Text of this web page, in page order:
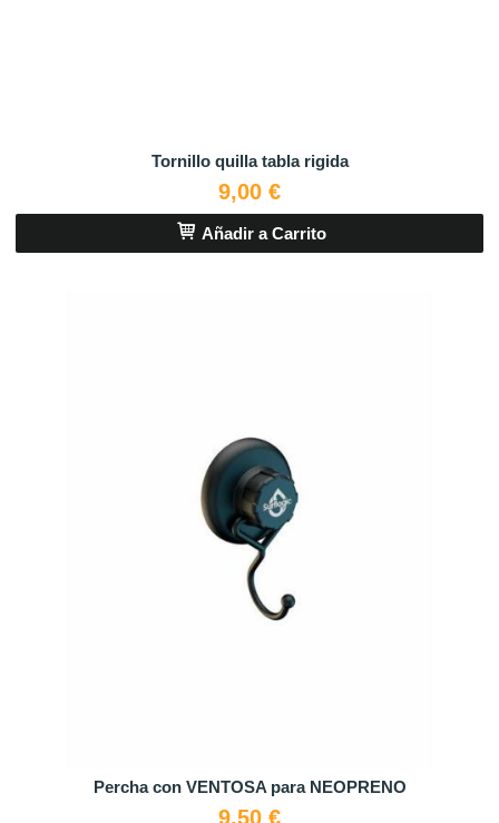
Tornillo quilla tabla rigida
9,00 €
Añadir a Carrito
Percha con VENTOSA para NEOPRENO
9,50 €